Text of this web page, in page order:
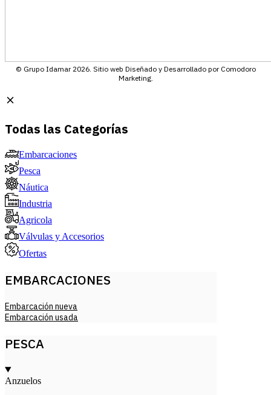
© Grupo Idamar 2026. Sitio web Diseñado y Desarrollado por Comodoro
Marketing.
Todas las Categorías
Embarcaciones
Pesca
Náutica
Industria
Agricola
Válvulas y Accesorios
Ofertas
EMBARCACIONES
Embarcación nueva
Embarcación usada
PESCA
Anzuelos